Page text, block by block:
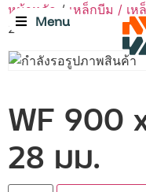
Menu
หน้าหลัก / เหล็กบีม / เห
28 มม.
WF 900
28 มม.